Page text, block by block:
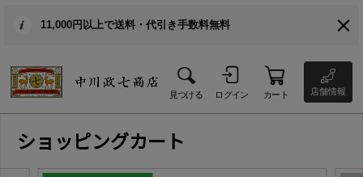
11,000円以上で送料・代引き手数料無料
見つける ログイン カート 店舗情報
ショッピングカート